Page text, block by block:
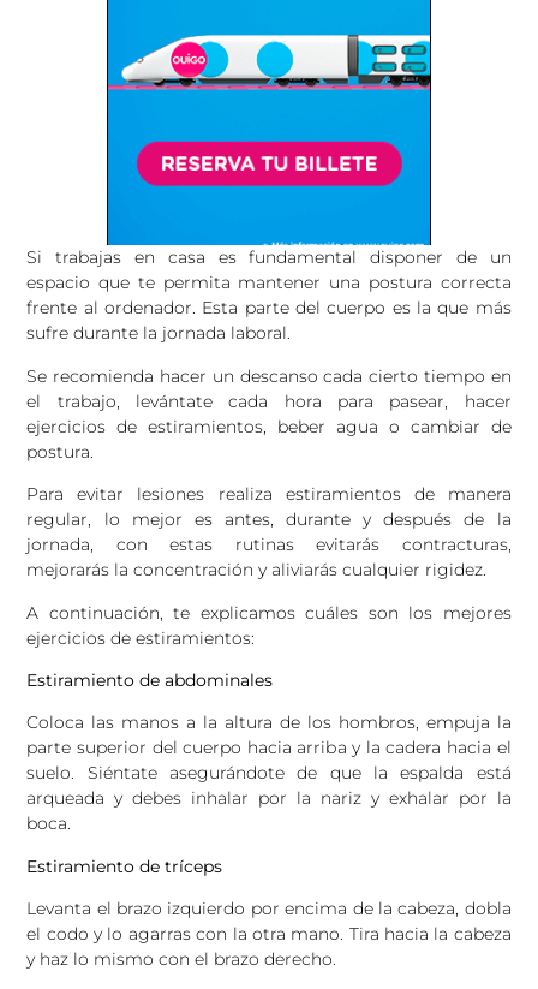
Si trabajas en casa es fundamental disponer de un
espacio que te permita mantener una postura correcta
frente al ordenador. Esta parte del cuerpo es la que más
sufre durante la jornada laboral.
Se recomienda hacer un descanso cada cierto tiempo en
el trabajo, levántate cada hora para pasear, hacer
ejercicios de estiramientos, beber agua o cambiar de
postura.
Para evitar lesiones realiza estiramientos de manera
regular, lo mejor es antes, durante y después de la
jornada, con estas rutinas evitarás contracturas,
mejorarás la concentración y aliviarás cualquier rigidez.
A continuación, te explicamos cuáles son los mejores
ejercicios de estiramientos:
Estiramiento de abdominales
Coloca las manos a la altura de los hombros, empuja la
parte superior del cuerpo hacia arriba y la cadera hacia el
suelo. Siéntate asegurándote de que la espalda está
arqueada y debes inhalar por la nariz y exhalar por la
boca.
Estiramiento de tríceps
Levanta el brazo izquierdo por encima de la cabeza, dobla
el codo y lo agarras con la otra mano. Tira hacia la cabeza
y haz lo mismo con el brazo derecho.